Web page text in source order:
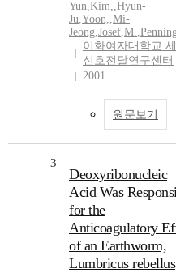
Yun,Kim,,Hyun-
Ju,Yoon,,Mi-
Jeong,Josef,M.,
이화여자대학교
신호전달연구센터
2001
원문보기
3
Deoxyribonucleic
Acid Was
for the
Anticoagulatory
of an Earthworm,
Lumbricus rebellus